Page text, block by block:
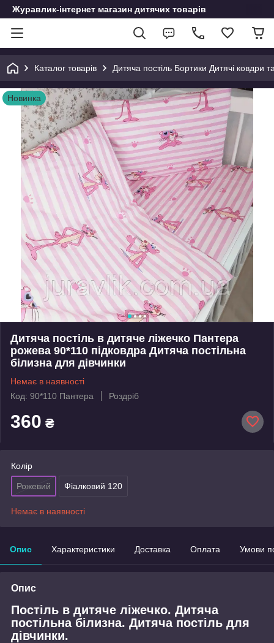
Журавлик-інтернет магазин дитячих товарів
Каталог товарів Дитяча постіль Бортики Дитячі ковдри
Новинка
Дитяча постіль в дитяче ліжечко Пантера
рожева 90*110 підковдра Дитяча постільна
білизна для дівчинки
Немає в наявності
Код: 90*110 Пантера
Роздріб
360 ₴
Колір
Рожевий Фіалковий 120
Немає в наявності
Опис Характеристики Доставка Оплата Умови
Опис
Постіль в дитяче ліжечко. Дитяча
постільна білизна. Дитяча постіль для
дівчинки.